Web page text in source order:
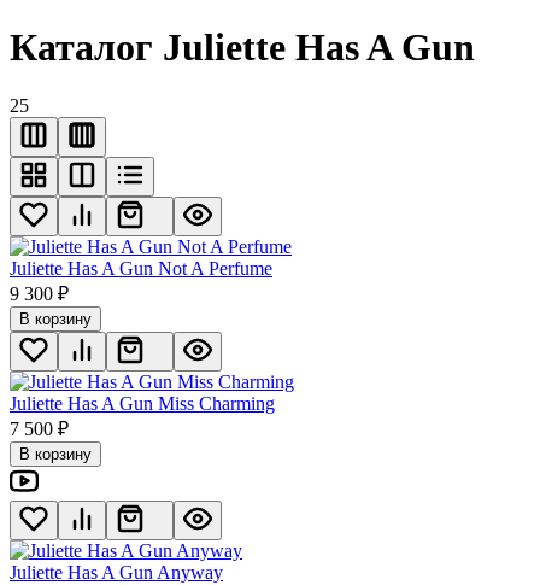
Каталог Juliette Has A Gun
25
Juliette Has A Gun Not A Perfume
9 300 ₽
В корзину
Juliette Has A Gun Miss Charming
7 500 ₽
В корзину
Juliette Has A Gun Anyway